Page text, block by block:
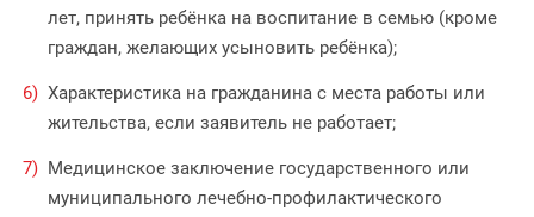
лет, принять ребёнка на воспитание в семью (кроме
граждан, желающих усыновить ребёнка);
Характеристика на гражданина с места работы или
жительства, если заявитель не работает;
Медицинское заключение государственного или
муниципального лечебно-профилактического